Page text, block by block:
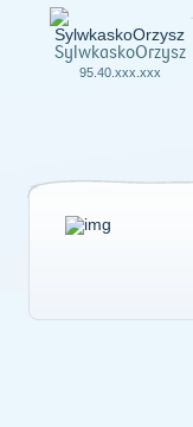
SylwkaskoOrzysz
95.40.xxx.xxx